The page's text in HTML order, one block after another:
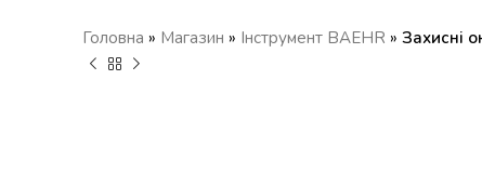
Головна » Магазин » Iнструмент BAEHR » Захисні